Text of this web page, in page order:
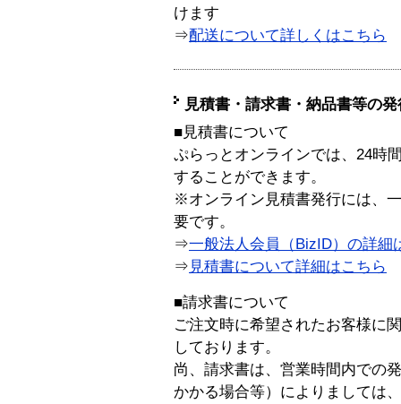
けます
⇒配送について詳しくはこちら
見積書・請求書・納品書等の
■見積書について
ぷらっとオンラインでは、24時
することができます。
※オンライン見積書発行には、
要です。
⇒一般法人会員（BizID）の詳細
⇒ 見積書について詳細はこちら
■請求書について
ご注文時に希望されたお客様に
しております。
尚、請求書は、営業時間内での
かかる場合等）によりましては